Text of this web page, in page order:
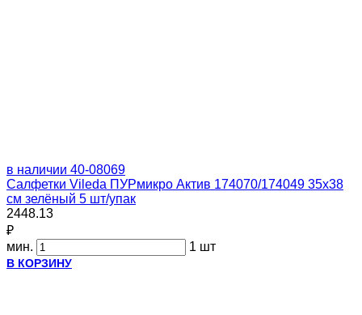
в наличии 40-08069
Салфетки Vileda ПУРмикро Актив 174070/174049 35x38
см зелёный 5 шт/упак
2448.13
₽
мин.
1 шт
В КОРЗИНУ